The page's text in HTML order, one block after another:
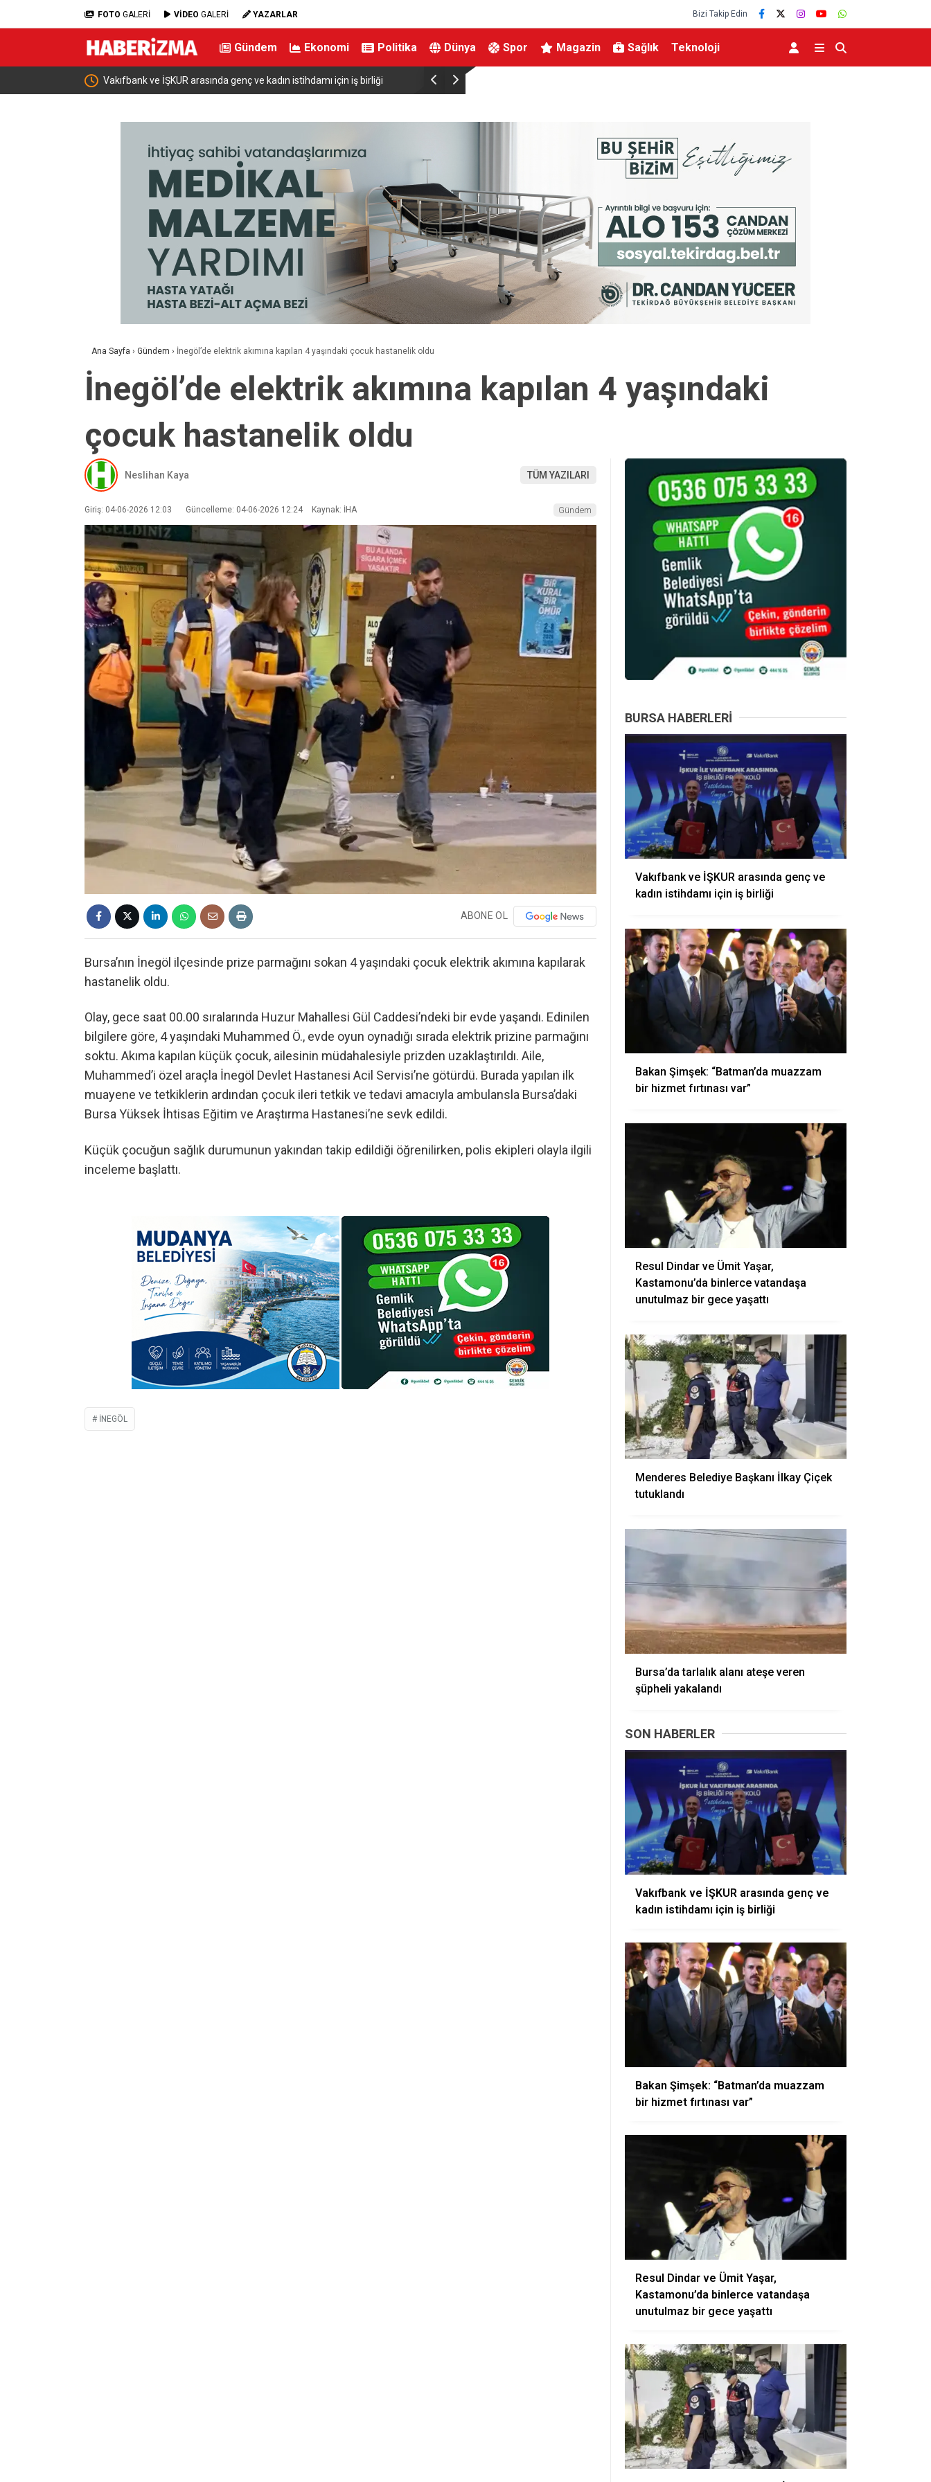
FOTO GALERİ VİDEO GALERİ YAZARLAR Bizi Takip Edin
Gündem Ekonomi Politika Dünya Spor Magazin Sağlık Teknoloji
Vakıfbank ve İŞKUR arasında genç ve kadın istihdamı için iş birliği Bakan Şimşek: “Batman’da muazzam bir hizmet fırtınası var”
Ana Sayfa › Gündem › İnegöl’de elektrik akımına kapılan 4 yaşındaki çocuk hastanelik oldu
İnegöl’de elektrik akımına kapılan 4 yaşındaki
çocuk hastanelik oldu
Neslihan Kaya TÜM YAZILARI
Giriş: 04-06-2026 12:03 Güncelleme: 04-06-2026 12:24 Kaynak: İHA Gündem
ABONE OL
Bursa’nın İnegöl ilçesinde prize parmağını sokan 4 yaşındaki çocuk elektrik akımına kapılarak
hastanelik oldu.
Olay, gece saat 00.00 sıralarında Huzur Mahallesi Gül Caddesi’ndeki bir evde yaşandı. Edinilen
bilgilere göre, 4 yaşındaki Muhammed Ö., evde oyun oynadığı sırada elektrik prizine parmağını
soktu. Akıma kapılan küçük çocuk, ailesinin müdahalesiyle prizden uzaklaştırıldı. Aile,
Muhammed’i özel araçla İnegöl Devlet Hastanesi Acil Servisi’ne götürdü. Burada yapılan ilk
muayene ve tetkiklerin ardından çocuk ileri tetkik ve tedavi amacıyla ambulansla Bursa’daki
Bursa Yüksek İhtisas Eğitim ve Araştırma Hastanesi’ne sevk edildi.
Küçük çocuğun sağlık durumunun yakından takip edildiği öğrenilirken, polis ekipleri olayla ilgili
inceleme başlattı.
İNEGÖL
BURSA HABERLERI
Vakıfbank ve İŞKUR arasında genç ve
kadın istihdamı için iş birliği
Bakan Şimşek: “Batman’da muazzam
bir hizmet fırtınası var”
Resul Dindar ve Ümit Yaşar,
Kastamonu’da binlerce vatandaşa
unutulmaz bir gece yaşattı
Menderes Belediye Başkanı İlkay Çiçek
tutuklandı
Bursa’da tarlalık alanı ateşe veren
şüpheli yakalandı
SON HABERLER
Vakıfbank ve İŞKUR arasında genç ve
kadın istihdamı için iş birliği
Bakan Şimşek: “Batman’da muazzam
bir hizmet fırtınası var”
Resul Dindar ve Ümit Yaşar,
Kastamonu’da binlerce vatandaşa
unutulmaz bir gece yaşattı